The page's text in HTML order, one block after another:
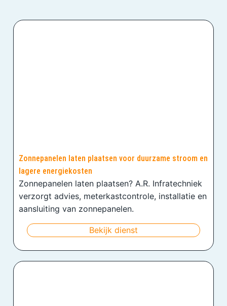
Zonnepanelen laten plaatsen voor duurzame stroom en
lagere energiekosten
Zonnepanelen laten plaatsen? A.R. Infratechniek
verzorgt advies, meterkastcontrole, installatie en
aansluiting van zonnepanelen.
Bekijk dienst